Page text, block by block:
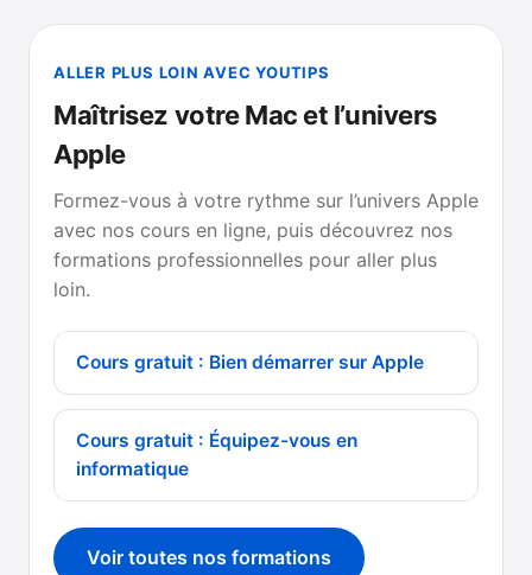
ALLER PLUS LOIN AVEC YOUTIPS
Maîtrisez votre Mac et l’univers
Apple
Formez-vous à votre rythme sur l’univers Apple
avec nos cours en ligne, puis découvrez nos
formations professionnelles pour aller plus
loin.
Cours gratuit : Bien démarrer sur Apple
Cours gratuit : Équipez-vous en
informatique
Voir toutes nos formations